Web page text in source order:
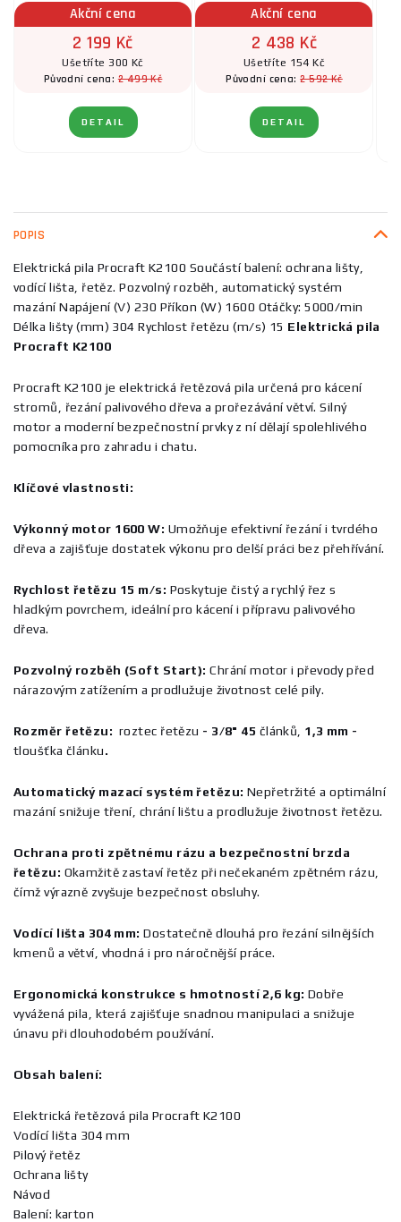
Akční cena
2 199 Kč
Ušetříte 300 Kč
Původní cena:2 499 Kč
DETAIL
Akční cena
2 438 Kč
Ušetříte 154 Kč
Původní cena:2 592 Kč
DETAIL
POPIS
Elektrická pila Procraft K2100 Součástí balení: ochrana lišty,
vodící lišta, řetěz. Pozvolný rozběh, automatický systém
mazání Napájení (V) 230 Příkon (W) 1600 Otáčky: 5000/min
Délka lišty (mm) 304 Rychlost řetězu (m/s) 15 Elektrická pila
Procraft K2100
Procraft K2100 je elektrická řetězová pila určená pro kácení
stromů, řezání palivového dřeva a prořezávání větví. Silný
motor a moderní bezpečnostní prvky z ní dělají spolehlivého
pomocníka pro zahradu i chatu.
Klíčové vlastnosti:
Výkonný motor 1600 W: Umožňuje efektivní řezání i tvrdého
dřeva a zajišťuje dostatek výkonu pro delší práci bez přehřívání.
Rychlost řetězu 15 m/s: Poskytuje čistý a rychlý řez s
hladkým povrchem, ideální pro kácení i přípravu palivového
dřeva.
Pozvolný rozběh (Soft Start):Chrání motor i převody před
nárazovým zatížením a prodlužuje životnost celé pily.
Rozměr řetězu:roztec řetězu - 3/8" 45 článků, 1,3 mm -
tloušťka článku.
Automatický mazací systém řetězu: Nepřetržité a optimální
mazání snižuje tření, chrání lištu a prodlužuje životnost řetězu.
Ochrana proti zpětnému rázu a bezpečnostní brzda
řetězu: Okamžitě zastaví řetěz při nečekaném zpětném rázu,
čímž výrazně zvyšuje bezpečnost obsluhy.
Vodící lišta 304 mm:Dostatečně dlouhá pro řezání silnějších
kmenů a větví, vhodná i pro náročnější práce.
Ergonomická konstrukce s hmotností 2,6 kg: Dobře
vyvážená pila, která zajišťuje snadnou manipulaci a snižuje
únavu při dlouhodobém používání.
Obsah balení:
Elektrická řetězová pila Procraft K2100
Vodící lišta 304 mm
Pilový řetěz
Ochrana lišty
Návod
Balení: karton